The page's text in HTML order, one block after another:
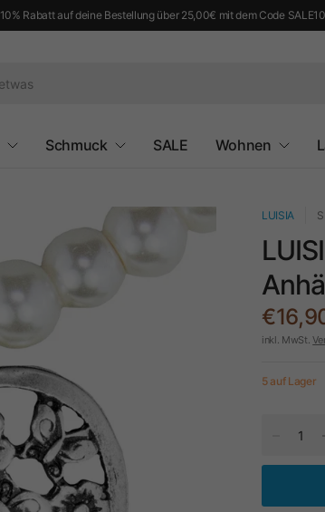
10% Rabatt auf deine Bestellung über 25,00€ mit dem Code
Schmuck SALE Wohnen
LUISIA
inkl. MwSt.
5 auf Lager